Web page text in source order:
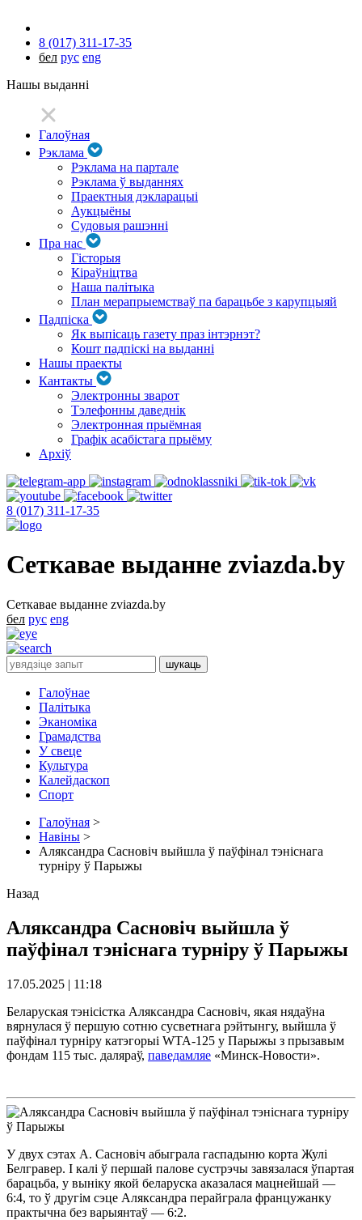
8 (017) 311-17-35
бел рус eng
Нашы выданні
Галоўная
Рэклама
Рэклама на партале
Рэклама ў выданнях
Праектныя дэкларацыі
Аукцыёны
Судовыя рашэнні
Пра нас
Гісторыя
Кіраўніцтва
Наша палітыка
План мерапрыемстваў па барацьбе з карупцыяй
Падпіска
Як выпісаць газету праз інтэрнэт?
Кошт падпіскі на выданні
Нашы праекты
Кантакты
Электронны зварот
Тэлефонны даведнік
Электронная прыёмная
Графік асабістага прыёму
Архіў
8 (017) 311-17-35
Сеткавае выданне zviazda.by
Сеткавае выданне zviazda.by
бел рус eng
Галоўнае
Палітыка
Эканоміка
Грамадства
У свеце
Культура
Калейдаскоп
Спорт
Галоўная >
Навіны >
Аляксандра Сасновіч выйшла ў паўфінал тэніснага
турніру ў Парыжы
Назад
Аляксандра Сасновіч выйшла ў
паўфінал тэніснага турніру ў Парыжы
17.05.2025 | 11:18
Беларуская тэнісістка Аляксандра Сасновіч, якая нядаўна
вярнулася ў першую сотню сусветнага рэйтынгу, выйшла ў
паўфінал турніру катэгорыі WTA-125 у Парыжы з прызавым
фондам 115 тыс. даляраў, паведамляе «Минск-Новости».
У двух сэтах А. Сасновіч абыграла гаспадыню корта Жулі
Белгравер. І калі ў першай палове сустрэчы завязалася ўпартая
барацьба, у выніку якой беларуска аказалася мацнейшай —
6:4, то ў другім сэце Аляксандра перайграла францужанку
практычна без варыянтаў — 6:2.